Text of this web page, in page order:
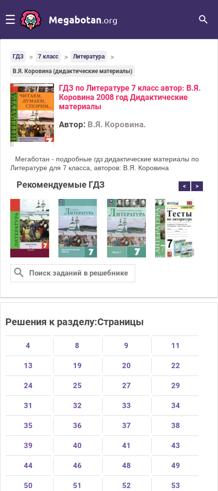
☰ Megabotan .org
ГДЗ 7 класс Литература
В.Я. Коровина (дидактические материалы)
ГДЗ по Литературе 7 класс автор: В.Я.
Коровина 2008 год Дидактические
материалы
Автор: В.Я. Коровина.
Мегаботан - подробные гдз дидактические материалы по
Литературе для 7 класса, авторов: В.Я. Коровина
Рекомендуемые ГДЗ < >
Решения к разделу:Страницы
4 8 9 11
13 19 20 22
24 25 27 29
31 32 33 34
35 36 37 38
39 40 41 43
44 46 48 49
50 51 52 53